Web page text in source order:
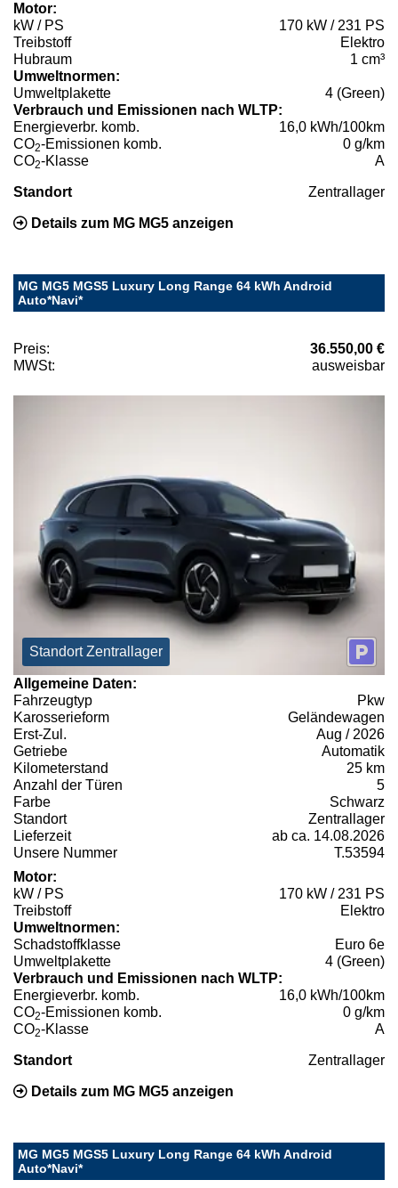
Motor:
kW / PS
170 kW / 231 PS
Treibstoff
Elektro
Hubraum
1 cm³
Umweltnormen:
Umweltplakette
4 (Green)
Verbrauch und Emissionen nach WLTP:
Energieverbr. komb.
16,0 kWh/100km
CO2-Emissionen komb.
0 g/km
CO2-Klasse A
Standort Zentrallager
Details zum MG MG5 anzeigen
MG MG5 MGS5 Luxury Long Range 64 kWh Android
Auto*Navi*
Preis:
36.550,00 €
MWSt:
ausweisbar
Standort Zentrallager
Allgemeine Daten:
Fahrzeugtyp
Pkw
Karosserieform
Geländewagen
Erst-Zul.
Aug / 2026
Getriebe
Automatik
Kilometerstand
25 km
Anzahl der Türen
5
Farbe
Schwarz
Standort
Zentrallager
Lieferzeit
ab ca. 14.08.2026
Unsere Nummer
T.53594
Motor:
kW / PS
170 kW / 231 PS
Treibstoff
Elektro
Umweltnormen:
Schadstoffklasse
Euro 6e
Umweltplakette
4 (Green)
Verbrauch und Emissionen nach WLTP:
Energieverbr. komb.
16,0 kWh/100km
CO2-Emissionen komb.
0 g/km
CO2-Klasse A
Standort Zentrallager
Details zum MG MG5 anzeigen
MG MG5 MGS5 Luxury Long Range 64 kWh Android
Auto*Navi*